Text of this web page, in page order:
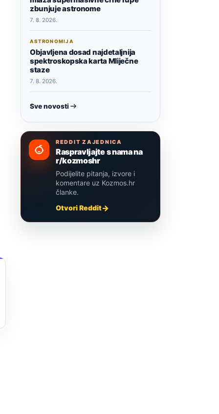
zbunjuje astronome
7. 8. 2026.
ASTRONOMIJA
Objavljena dosad najdetaljnija
spektroskopska karta Mliječne
staze
7. 8. 2026.
Sve novosti
REDDIT ZAJEDNICA
Raspravljajte s nama na
r/kozmoshr
Podijelite pitanja, izvore i
komentare uz Kozmos.hr
članke.
Otvori Reddit